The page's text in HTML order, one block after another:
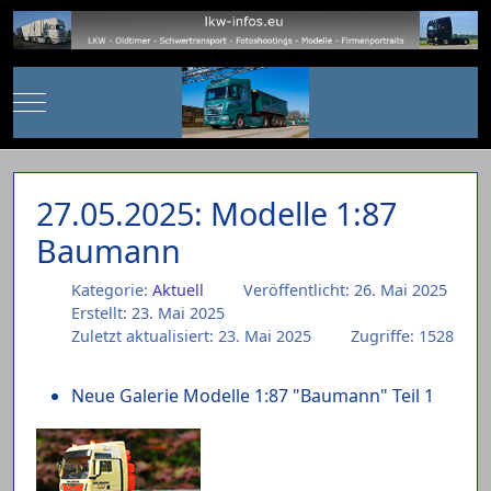
Mobile Menu Toggle
27.05.2025: Modelle 1:87
Baumann
Kategorie: Aktuell
Veröffentlicht: 26. Mai 2025
Erstellt: 23. Mai 2025
Zuletzt aktualisiert: 23. Mai 2025
Zugriffe: 1528
Neue Galerie Modelle 1:87 "Baumann" Teil 1